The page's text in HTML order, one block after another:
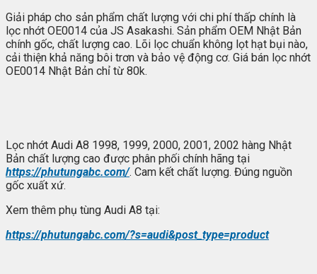
Giải pháp cho sản phẩm chất lượng với chi phí thấp chính là
lọc nhớt OE0014 của JS Asakashi. Sản phẩm OEM Nhật Bản
chính gốc, chất lượng cao. Lõi lọc chuẩn không lọt hạt bụi nào,
cải thiện khả năng bôi trơn và bảo vệ động cơ. Giá bán lọc nhớt
OE0014 Nhật Bản chỉ từ 80k.
Lọc nhớt Audi A8 1998, 1999, 2000, 2001, 2002 hàng Nhật
Bản chất lượng cao được phân phối chính hãng tại
https://phutungabc.com/. Cam kết chất lượng. Đúng nguồn
gốc xuất xứ.
Xem thêm phụ tùng Audi A8 tại:
https://phutungabc.com/?s=audi&post_type=product